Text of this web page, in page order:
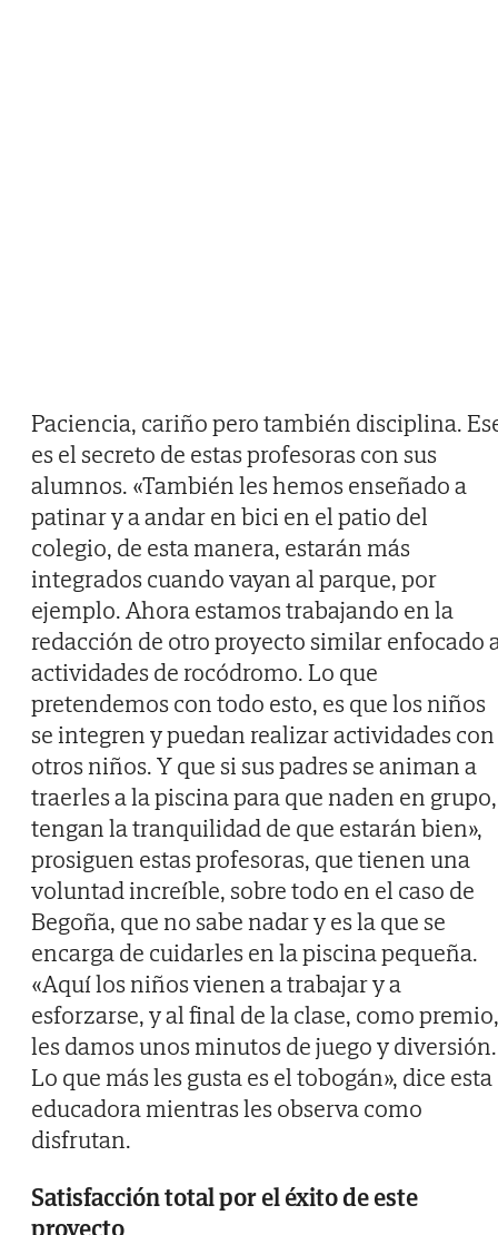
Paciencia, cariño pero también disciplina.
es el secreto de estas profesoras con sus
alumnos. «También les hemos enseñado a
patinar y a andar en bici en el patio del
colegio, de esta manera, estarán más
integrados cuando vayan al parque, por
ejemplo. Ahora estamos trabajando en la
redacción de otro proyecto similar enfocado
actividades de rocódromo. Lo que
pretendemos con todo esto, es que los niños
se integren y puedan realizar actividades con
otros niños. Y que si sus padres se animan a
traerles a la piscina para que naden en grupo,
tengan la tranquilidad de que estarán bien»,
prosiguen estas profesoras, que tienen una
voluntad increíble, sobre todo en el caso de
Begoña, que no sabe nadar y es la que se
encarga de cuidarles en la piscina pequeña.
«Aquí los niños vienen a trabajar y a
esforzarse, y al final de la clase, como premio,
les damos unos minutos de juego y diversión.
Lo que más les gusta es el tobogán», dice esta
educadora mientras les observa como
disfrutan.
Satisfacción total por el éxito de este
proyecto